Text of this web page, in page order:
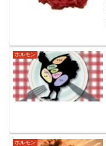
ホルモン
ホルモン